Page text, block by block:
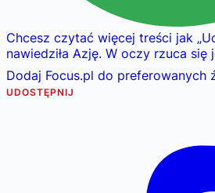
Chcesz czytać więcej treści jak „
nawiedziła Azję. W oczy rzuca się
Dodaj Focus.pl do preferowanych
UDOSTĘPNIJ